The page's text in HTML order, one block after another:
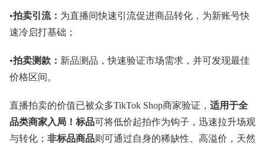
•拍卖引流： 为直播间快速引流促进商品转化，为新账号快
速冷启打基础；
•拍卖测款： 新品测品，快速验证市场需求，并可发现最佳
价格区间。
直播拍卖的价值已被众多TikTok Shop商家验证， 适用于全
品类商家入局！标品可将低价起拍作为钩子，迅速拉升场观
与转化； 非标品商品则可通过自身的稀缺性、高溢价，天然